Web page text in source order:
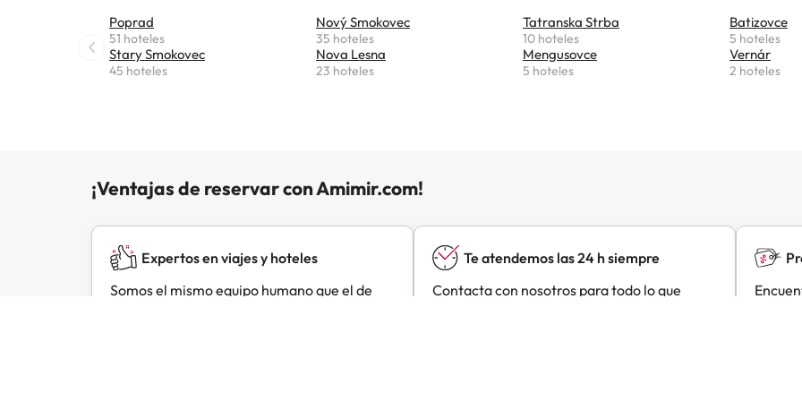
prevista de llegada. Para ello, puedes utilizar el apartado de peticiones
al hacer la reserva o ponerte en contacto directamente con el
datos de contacto aparecen en la confirmación de la reserva.
Poprad
51 hoteles
Stary Smokovec
45 hoteles
Nový Smokovec
35 hoteles
Nova Lesna
23 hoteles
Tatranska Strba
10 hoteles
Mengusovce
5 hoteles
Batizovce
5 hoteles
Vernár
2 hoteles
¡Ventajas de reservar con Amimir.com!
Expertos en viajes y hoteles
Somos el mismo equipo humano que el de
Te atendemos las 24 h siempre
Contacta con nosotros para todo lo que